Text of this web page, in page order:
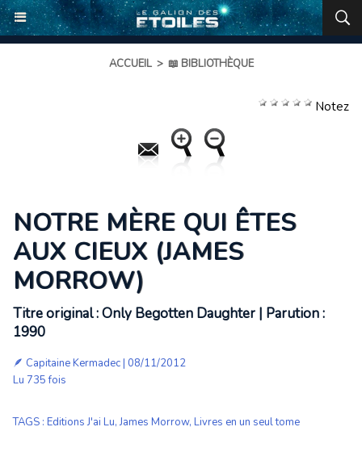
ACCUEIL > 📖 BIBLIOTHÈQUE
Notez
NOTRE MÈRE QUI ÊTES
AUX CIEUX (JAMES
MORROW)
Titre original : Only Begotten Daughter | Parution :
1990
🪶 Capitaine Kermadec| 08/11/2012
Lu 735 fois
TAGS : Editions J'ai Lu,James Morrow, Livres en un seul tome